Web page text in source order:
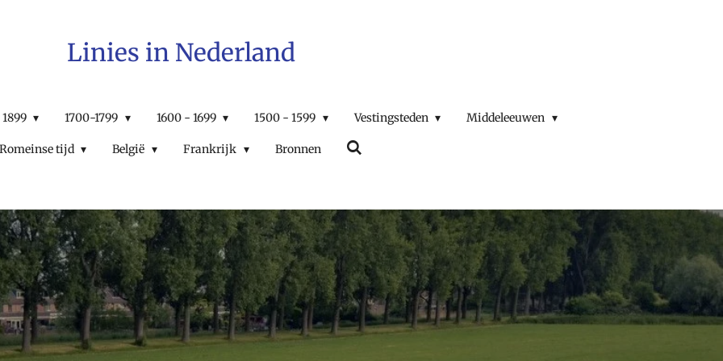
Linies in Nederland
1700-1799 1600 - 1699 1500 - 1599 Vestingsteden Middeleeuwen
Romeinse tijd België Frankrijk Bronnen